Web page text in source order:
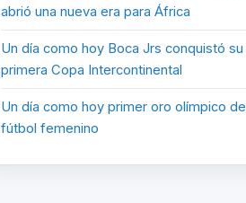
abrió una nueva era para África
Un día como hoy Boca Jrs conquistó su
primera Copa Intercontinental
Un día como hoy primer oro olímpico del
fútbol femenino